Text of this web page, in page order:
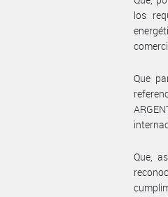
los
Que
Que,